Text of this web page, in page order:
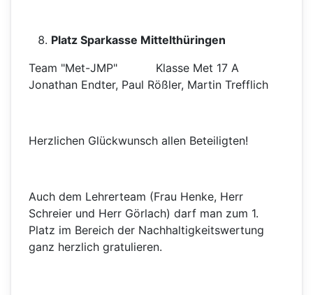
Platz Sparkasse Mittelthüringen
Team "Met-JMP" Klasse Met 17 A
Jonathan Endter, Paul Rößler, Martin Trefflich
Herzlichen Glückwunsch allen Beteiligten!
Auch dem Lehrerteam (Frau Henke, Herr
Schreier und Herr Görlach) darf man zum 1.
Platz im Bereich der Nachhaltigkeitswertung
ganz herzlich gratulieren.